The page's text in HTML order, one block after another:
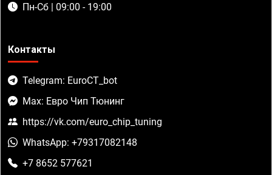
Пн-Сб | 09:00 - 19:00
Контакты
Telegram: EuroCT_bot
Max: Евро Чип Тюнинг
https://vk.com/euro_chip_tuning
WhatsApp: +79317082148
+7 8652 577621